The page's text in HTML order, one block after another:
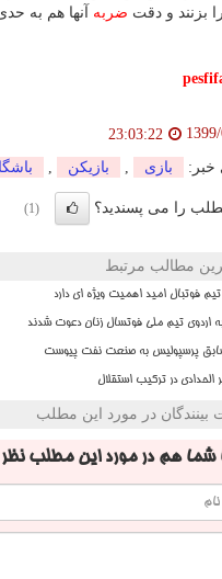
بزنند و دقت ضربه آنها هم به
23:03:22
خبر: بازی بازیكن
را می پسندید؟ (1)
مطالب مرتبط
فوتبال امید اهمیت ویژه ای دارد
سابق پرسپولیس به صنعت نفت پیوست
الحدادی در ترکیب استقلال
بینندگان در مورد این مطلب
شما همدر مورد این مطلب